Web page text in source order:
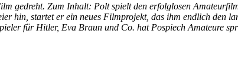
gedreht. Zum Inhalt: Polt spielt den erfolglosen
hin, startet er ein neues Filmprojekt, das ihm endlich den
für Hitler, Eva Braun und Co. hat Pospiech Amateure